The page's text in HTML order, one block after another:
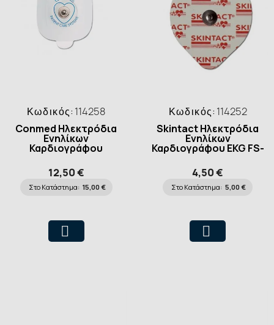
Κωδικός: 114258
Conmed Ηλεκτρόδια
Ενηλίκων
Καρδιογράφου
Cleartrace2 51mm, 30
τεμάχια
12,50 €
Στο Κατάστημα: 15,00 €
Κωδικός: 114252
Skintact Ηλεκτρόδια
Ενηλίκων
Καρδιογράφου EKG FS-
TF /6 43x51mm, 30
τεμάχια
4,50 €
Στο Κατάστημα: 5,00 €